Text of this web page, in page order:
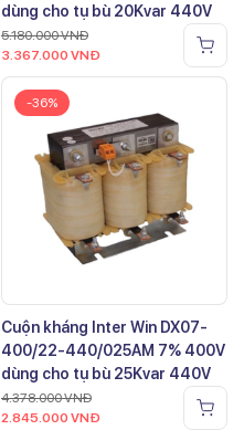
dùng cho tụ bù 20Kvar 440V
5.180.000VNĐ
3.367.000 VNĐ
-36%
Cuộn kháng Inter Win DX07-
400/22-440/025AM 7% 400V
dùng cho tụ bù 25Kvar 440V
4.378.000VNĐ
2.845.000 VNĐ